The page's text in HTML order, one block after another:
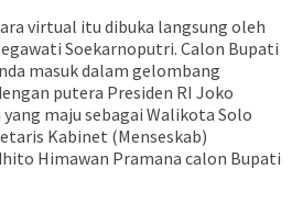
virtual itu dibuka langsung oleh
Soekarnoputri. Calon Bupati
masuk dalam gelombang
putera Presiden RI Joko
maju sebagai Walikota Solo
Kabinet (Menseskab)
Himawan Pramana calon Bupati